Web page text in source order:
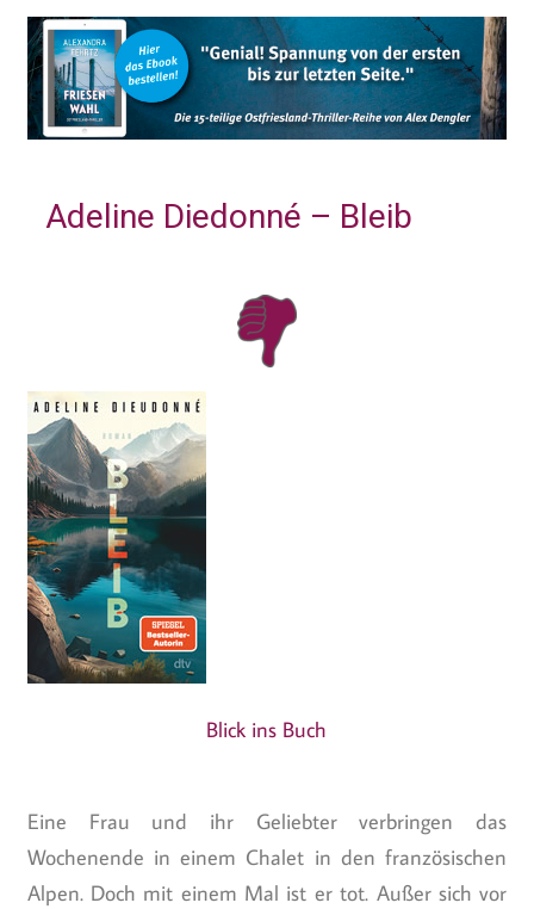
Adeline Diedonné – Bleib
Blick ins Buch
Eine Frau und ihr Geliebter verbringen das
Wochenende in einem Chalet in den französischen
Alpen. Doch mit einem Mal ist er tot. Außer sich vor